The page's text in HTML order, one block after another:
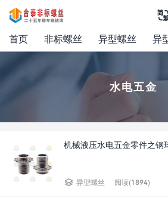
首页 非标螺丝 异型螺丝 异
水电五金
机械液压水电五金零件之钢
 异型螺丝 阅读(1894)